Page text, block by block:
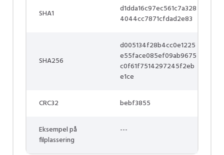
SHA1
d1dda16c97ec561c7a328
4044cc7871cfdad2e83
SHA256
d005134f28b4cc0e1225
e55face085ef09ab9675
c0f61f7514297245f2eb
e1ce
CRC32 bebf3855
Eksempel på
filplassering
---